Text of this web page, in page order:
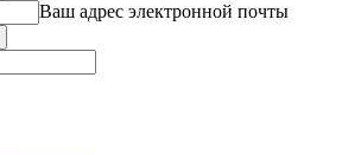
Ваш адрес электронной почты